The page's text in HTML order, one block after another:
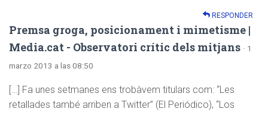
RESPONDER
Premsa groga, posicionament i mimetisme |
Media.cat - Observatori crític dels mitjans · 1
marzo 2013 a las 08:50
[…] Fa unes setmanes ens trobàvem titulars com: “Les
retallades també arriben a Twitter” (El Periódico), “Los